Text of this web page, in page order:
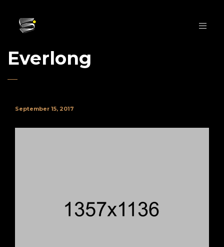
Everlong
September 15, 2017